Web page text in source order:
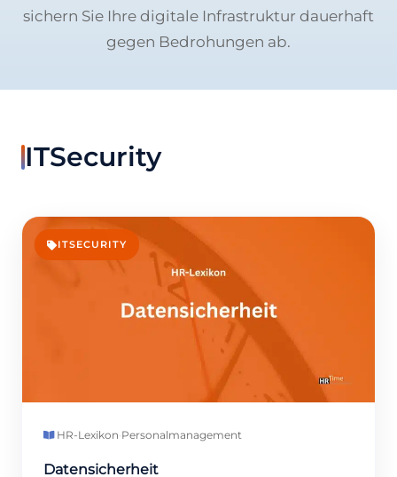
sichern Sie Ihre digitale Infrastruktur dauerhaft
gegen Bedrohungen ab.
ITSecurity
ITSECURITY
HR-Lexikon·Personalmanagement
Datensicherheit